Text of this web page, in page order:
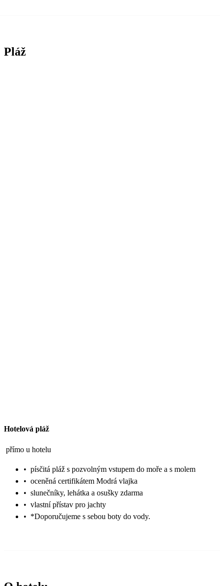
Pláž
Hotelová pláž
přímo u hotelu
• písčitá pláž s pozvolným vstupem do moře a s molem
• oceněná certifikátem Modrá vlajka
• slunečníky, lehátka a osušky zdarma
• vlastní přístav pro jachty
• *Doporučujeme s sebou boty do vody.